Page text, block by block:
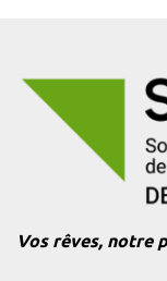
Vos rêves, notre